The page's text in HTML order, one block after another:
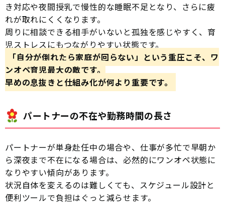
き対応や夜間授乳で慢性的な睡眠不足となり、さらに疲
れが取れにくくなります。
周りに相談できる相手がいないと孤独を感じやすく、育
児ストレスにもつながりやすい状態です。
「自分が倒れたら家庭が回らない」という重圧こそ、ワ
ンオペ育児最大の敵です。
早めの息抜きと仕組み化が何より重要です。
パートナーの不在や勤務時間の長さ
パートナーが単身赴任中の場合や、仕事が多忙で早朝か
ら深夜まで不在になる場合は、必然的にワンオペ状態に
なりやすい傾向があります。
状況自体を変えるのは難しくても、スケジュール設計と
便利ツールで負担はぐっと減らせます。